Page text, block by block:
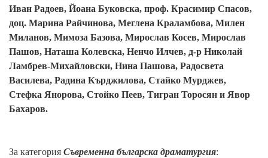
Иван Радоев, Йоана Буковска, проф. Красимир Спасов,
доц. Марина Райчинова, Меглена Краламбова, Милен
Миланов, Мимоза Базова, Мирослав Косев, Мирослав
Пашов, Наташа Колевска, Ненчо Илчев, д-р Николай
Ламбрев-Михайловски, Нина Пашова, Радосвета
Василева, Радина Кърджилова, Стайко Мурджев,
Стефка Янорова, Стойко Пеев, Тигран Торосян и Явор
Бахаров.
За категория Съвременна българска драматургия: